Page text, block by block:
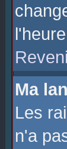
Ma
Les
n'a